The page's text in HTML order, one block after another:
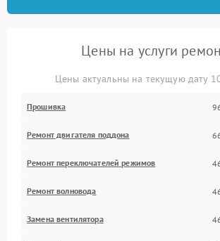
Цены на услуги
Цены актуальны на текущую дату
Прошивка
Ремонт двигателя поддона
Ремонт переключателей режимов
Ремонт волновода
Замена вентилятора